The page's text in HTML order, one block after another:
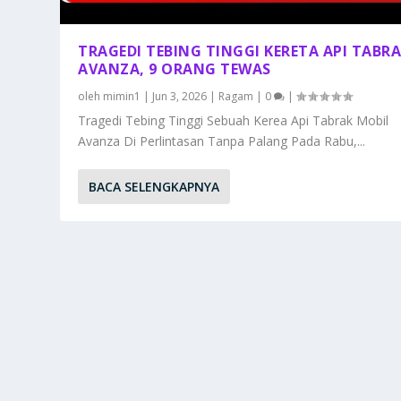
TRAGEDI TEBING TINGGI KERETA API
AVANZA, 9 ORANG TEWAS
oleh mimin1 | Jun 3, 2026 | Ragam | 0 |
Tragedi Tebing Tinggi Sebuah Kerea Api Tabrak Mobil
Avanza Di Perlintasan Tanpa Palang Pada Rabu,...
BACA SELENGKAPNYA